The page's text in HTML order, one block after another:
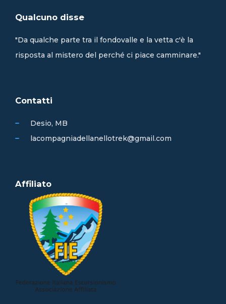
Qualcuno disse
"Da qualche parte tra il fondovalle e la vetta c'è la
risposta al mistero del perché ci piace camminare."
Contatti
Desio, MB
lacompagniadellanellotrek@gmail.com
Affiliato